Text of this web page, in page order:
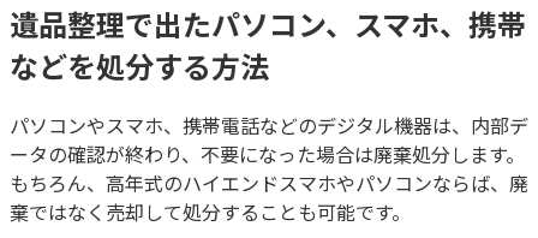
遺品整理で出たパソコン、スマホ、携帯
などを処分する方法
パソコンやスマホ、携帯電話などのデジタル機器は、内部デ
ータの確認が終わり、不要になった場合は廃棄処分します。
もちろん、高年式のハイエンドスマホやパソコンならば、廃
棄ではなく売却して処分することも可能です。